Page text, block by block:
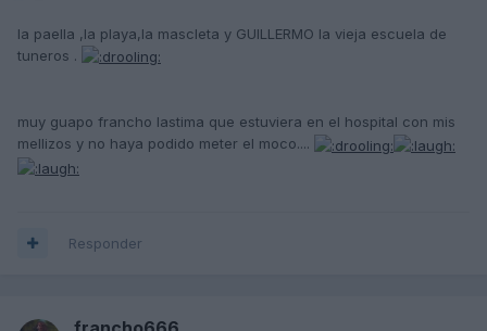
la paella ,la playa,la mascleta y GUILLERMO la vieja escuela de
tuneros .
muy guapo francho lastima que estuviera en el hospital con mis
mellizos y no haya podido meter el moco....
Responder